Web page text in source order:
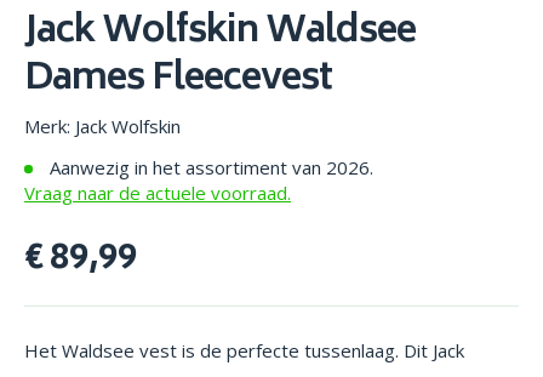
Jack Wolfskin Waldsee
Dames Fleecevest
Merk: Jack Wolfskin
Aanwezig in het assortiment van 2026.
Vraag naar de actuele voorraad.
€ 89,99
Het Waldsee vest is de perfecte tussenlaag. Dit Jack